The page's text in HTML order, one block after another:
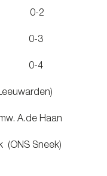
0-2
0-3
0-4
A.de Haan
Sneek)